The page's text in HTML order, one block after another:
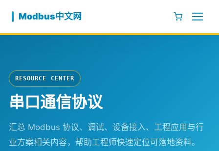
Modbus中文网
RESOURCE CENTER
串口通信协议
汇总 Modbus 协议、调试、设备接入、工程应用与行
业方案相关内容，帮助工程师快速定位可落地资料。